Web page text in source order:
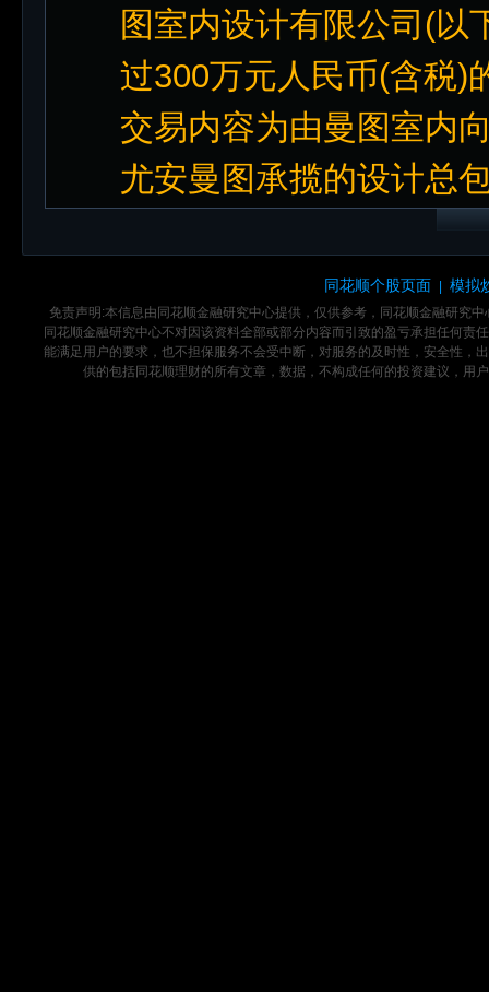
图室内设计有限公司(以
过300万元人民币(含税)
交易内容为由曼图室内
尤安曼图承揽的设计总
同花顺个股页面 模拟
免责声明:本信息由同花顺金融研究中心提供，仅供参考，同花顺金融研究
同花顺金融研究中心不对因该资料全部或部分内容而引致的盈亏承担任何
能满足用户的要求，也不担保服务不会受中断，对服务的及时性，安全性，
供的包括同花顺理财的所有文章，数据，不构成任何的投资建议，用